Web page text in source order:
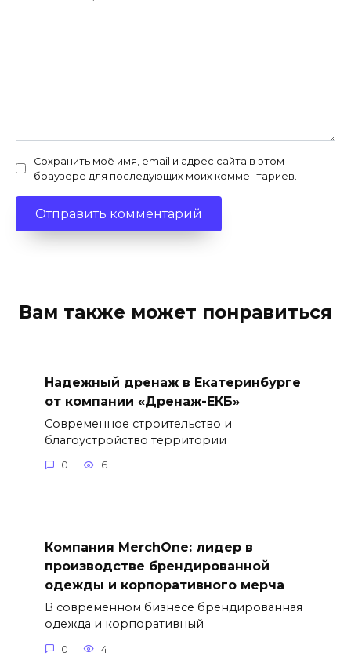
Сохранить моё имя, email и адрес сайта в этом
браузере для последующих моих комментариев.
Вам также может понравиться
Надежный дренаж в Екатеринбурге
от компании «Дренаж-ЕКБ»
Современное строительство и
благоустройство территории
0 6
Компания MerchOne: лидер в
производстве брендированной
одежды и корпоративного мерча
В современном бизнесе брендированная
одежда и корпоративный
0 4